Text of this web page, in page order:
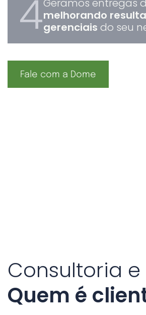
4Geramos entregas
melhorando
gerenciais do seu
Fale com a Dome
Consultoria
Quem é